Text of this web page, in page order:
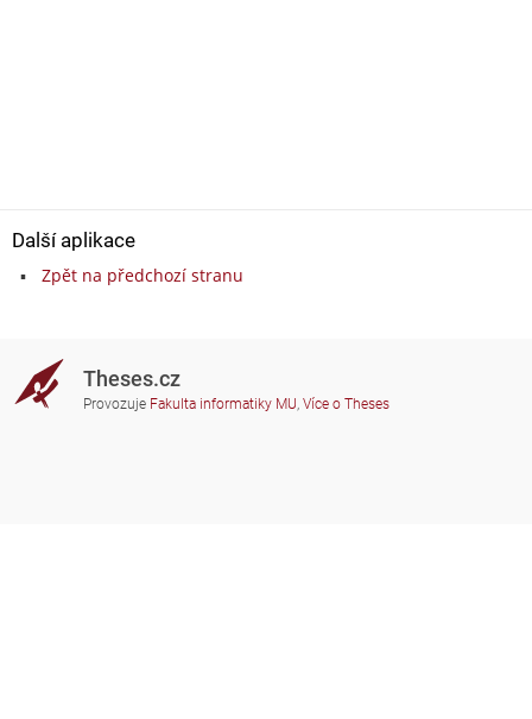
Další aplikace
Zpět na předchozí stranu
Theses.cz
Provozuje Fakulta informatiky MU, Více o Theses